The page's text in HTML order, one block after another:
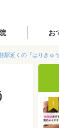
お
駅近くの『はりきゅ
1